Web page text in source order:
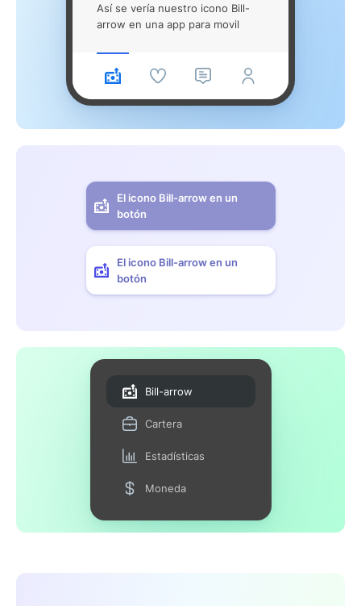
Así se vería nuestro icono Bill-
arrow en una app para movil
El icono Bill-arrow en un
botón
El icono Bill-arrow en un
botón
Bill-arrow
Cartera
Estadísticas
Moneda